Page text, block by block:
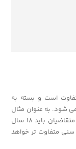
است و بسته به
شود. به عنوان مثال
در مقطع کارشناسی متقاضیان باید ۱۸ سال
متفاوت تر خواهد